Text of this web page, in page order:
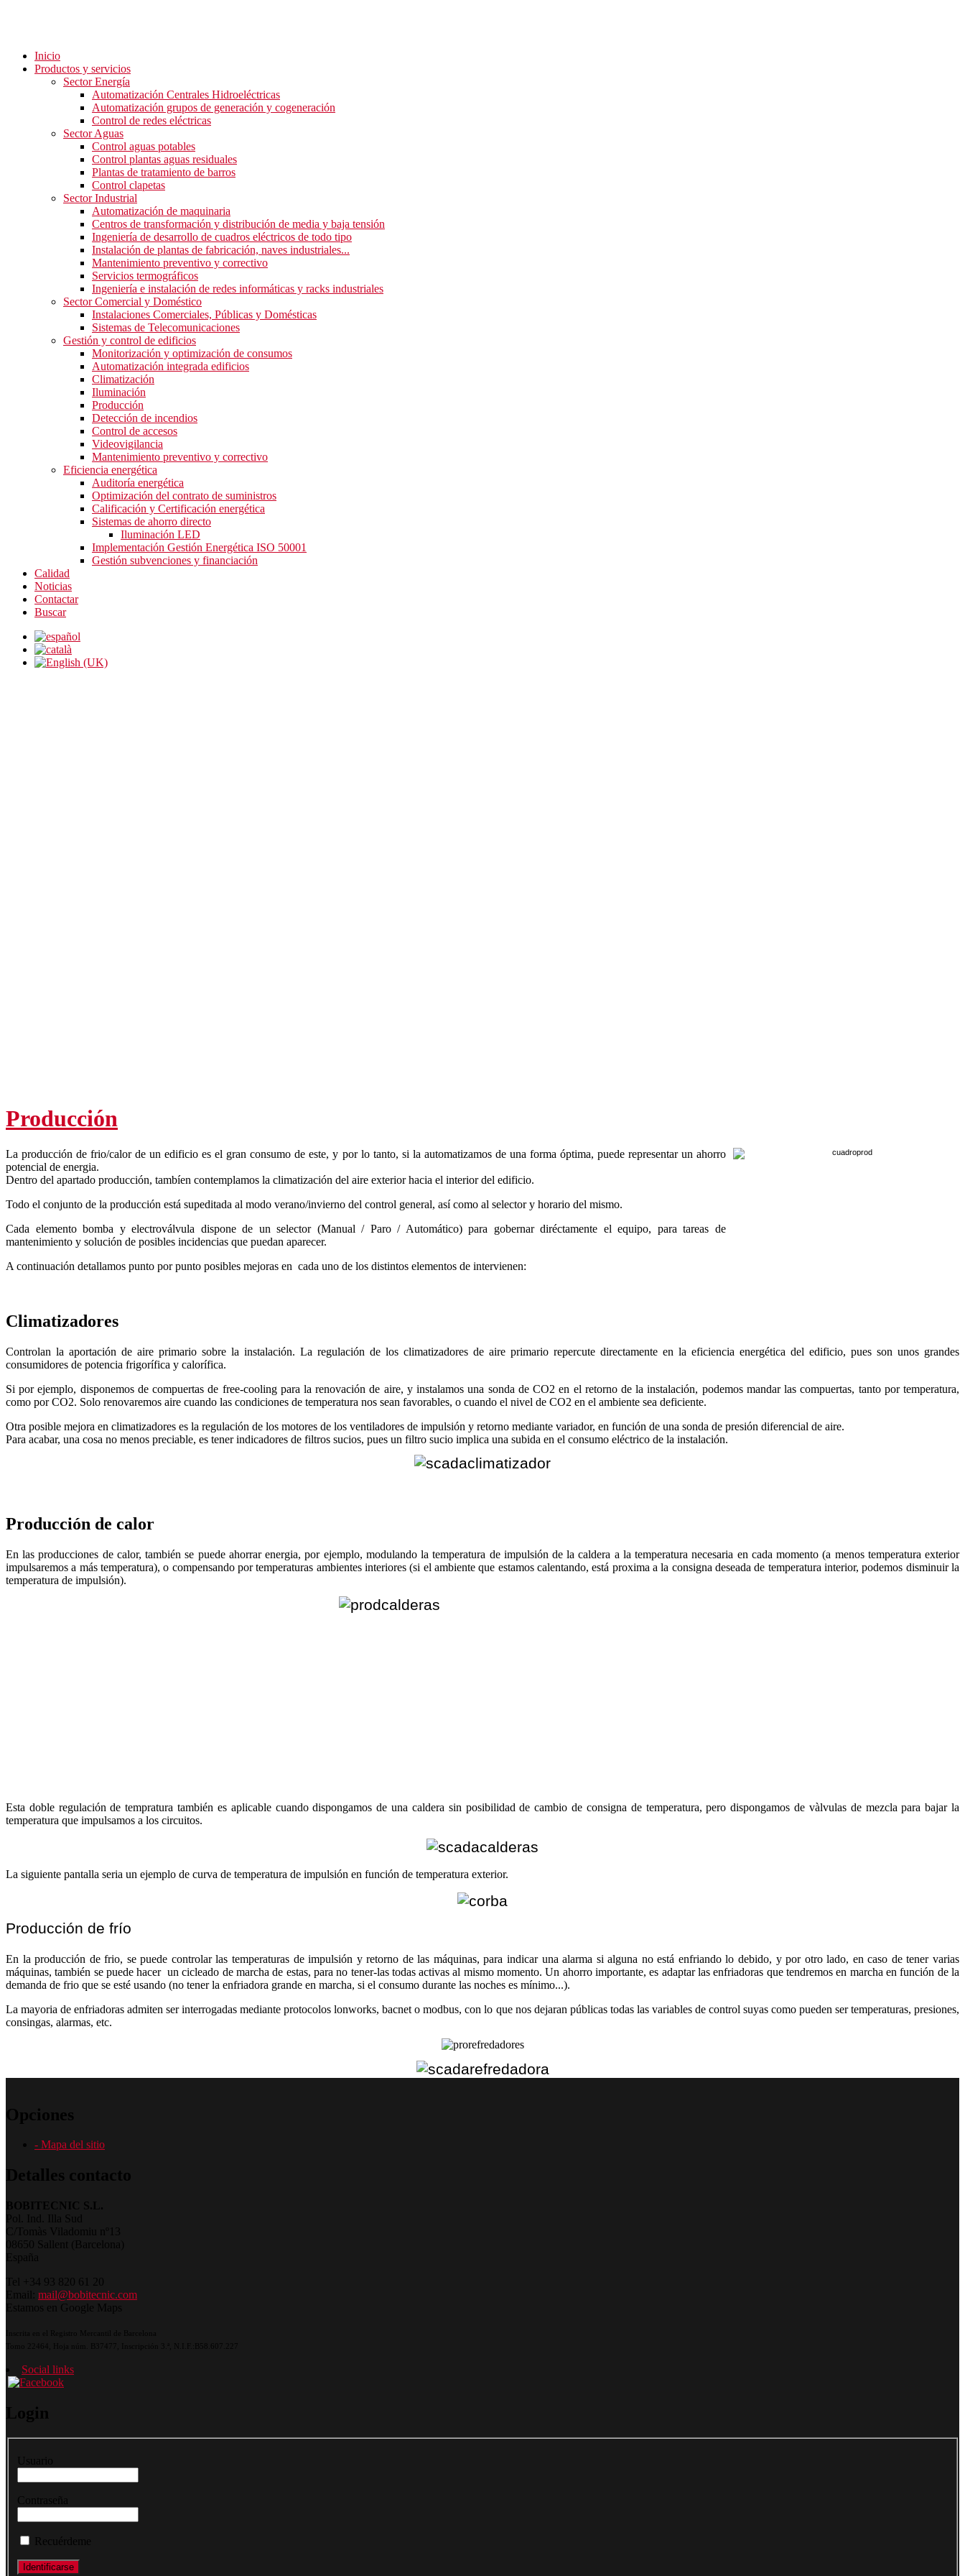
Inicio
Productos y servicios
Sector Energía
Automatización Centrales Hidroeléctricas
Automatización grupos de generación y cogeneración
Control de redes eléctricas
Sector Aguas
Control aguas potables
Control plantas aguas residuales
Plantas de tratamiento de barros
Control clapetas
Sector Industrial
Automatización de maquinaria
Centros de transformación y distribución de media y baja tensión
Ingeniería de desarrollo de cuadros eléctricos de todo tipo
Instalación de plantas de fabricación, naves industriales...
Mantenimiento preventivo y correctivo
Servicios termográficos
Ingeniería e instalación de redes informáticas y racks industriales
Sector Comercial y Doméstico
Instalaciones Comerciales, Públicas y Domésticas
Sistemas de Telecomunicaciones
Gestión y control de edificios
Monitorización y optimización de consumos
Automatización integrada edificios
Climatización
Iluminación
Producción
Detección de incendios
Control de accesos
Videovigilancia
Mantenimiento preventivo y correctivo
Eficiencia energética
Auditoría energética
Optimización del contrato de suministros
Calificación y Certificación energética
Sistemas de ahorro directo
Iluminación LED
Implementación Gestión Energética ISO 50001
Gestión subvenciones y financiación
Calidad
Noticias
Contactar
Buscar
Producción
La producción de frio/calor de un edificio es el gran consumo de este, y por lo tanto, si la automatizamos de una forma óptima, puede representar un ahorro
potencial de energia.
Dentro del apartado producción, tambíen contemplamos la climatización del aire exterior hacia el interior del edificio.
Todo el conjunto de la producción está supeditada al modo verano/invierno del control general, así como al selector y horario del mismo.
Cada elemento bomba y electroválvula dispone de un selector (Manual / Paro / Automático) para gobernar diréctamente el equipo, para tareas de
mantenimiento y solución de posibles incidencias que puedan aparecer.
A continuación detallamos punto por punto posibles mejoras en cada uno de los distintos elementos de intervienen:
Climatizadores
Controlan la aportación de aire primario sobre la instalación. La regulación de los climatizadores de aire primario repercute directamente en la eficiencia energética del edificio, pues son unos grandes
consumidores de potencia frigorífica y calorífica.
Si por ejemplo, disponemos de compuertas de free-cooling para la renovación de aire, y instalamos una sonda de CO2 en el retorno de la instalación, podemos mandar las compuertas, tanto por temperatura,
como por CO2. Solo renovaremos aire cuando las condiciones de temperatura nos sean favorables, o cuando el nivel de CO2 en el ambiente sea deficiente.
Otra posible mejora en climatizadores es la regulación de los motores de los ventiladores de impulsión y retorno mediante variador, en función de una sonda de presión diferencial de aire.
Para acabar, una cosa no menos preciable, es tener indicadores de filtros sucios, pues un filtro sucio implica una subida en el consumo eléctrico de la instalación.
Producción de calor
En las producciones de calor, también se puede ahorrar energia, por ejemplo, modulando la temperatura de impulsión de la caldera a la temperatura necesaria en cada momento (a menos temperatura exterior
impulsaremos a más temperatura), o compensando por temperaturas ambientes interiores (si el ambiente que estamos calentando, está proxima a la consigna deseada de temperatura interior, podemos disminuir la
temperatura de impulsión).
Esta doble regulación de tempratura también es aplicable cuando dispongamos de una caldera sin posibilidad de cambio de consigna de temperatura, pero dispongamos de vàlvulas de mezcla para bajar la
temperatura que impulsamos a los circuitos.
La siguiente pantalla seria un ejemplo de curva de temperatura de impulsión en función de temperatura exterior.
Producción de frío
En la producción de frio, se puede controlar las temperaturas de impulsión y retorno de las máquinas, para indicar una alarma si alguna no está enfriando lo debido, y por otro lado, en caso de tener varias
máquinas, también se puede hacer un cicleado de marcha de estas, para no tener-las todas activas al mismo momento. Un ahorro importante, es adaptar las enfriadoras que tendremos en marcha en función de la
demanda de frio que se esté usando (no tener la enfriadora grande en marcha, si el consumo durante las noches es mínimo...).
La mayoria de enfriadoras admiten ser interrogadas mediante protocolos lonworks, bacnet o modbus, con lo que nos dejaran públicas todas las variables de control suyas como pueden ser temperaturas, presiones,
consingas, alarmas, etc.
Opciones
- Mapa del sitio
Detalles contacto
BOBITECNIC S.L.
Pol. Ind. Illa Sud
C/Tomàs Viladomiu nº13
08650 Sallent (Barcelona)
España
Tel +34 93 820 61 20
Email: mail@bobitecnic.com
Estamos en Google Maps
Inscrita en el Registro Mercantil de Barcelona
Social links
Login
Usuario
Contraseña
Recuérdeme